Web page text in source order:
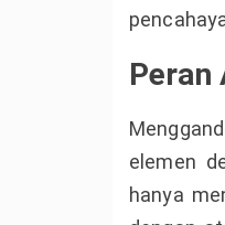
Peran
elemen
hanya